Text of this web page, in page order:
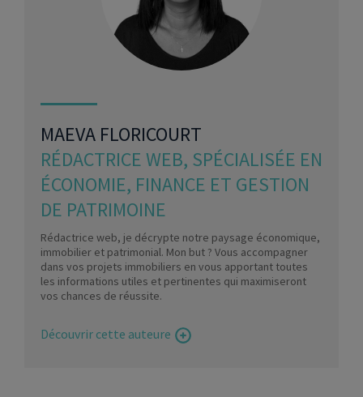
MAEVA FLORICOURT
RÉDACTRICE WEB, SPÉCIALISÉE EN
ÉCONOMIE, FINANCE ET GESTION
DE PATRIMOINE
Rédactrice web, je décrypte notre paysage économique,
immobilier et patrimonial. Mon but ? Vous accompagner
dans vos projets immobiliers en vous apportant toutes
les informations utiles et pertinentes qui maximiseront
vos chances de réussite.
Découvrir cette auteure